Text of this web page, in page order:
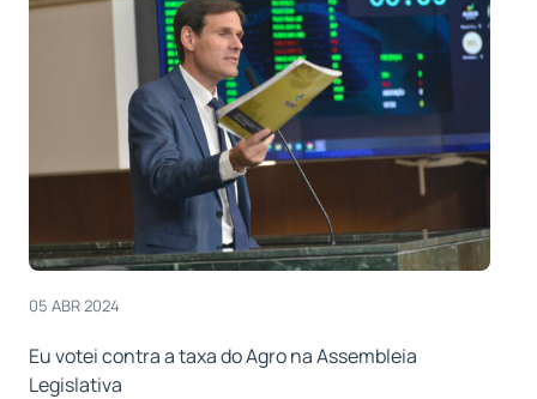
05 ABR 2024
Eu votei contra a taxa do Agro na Assembleia
Legislativa